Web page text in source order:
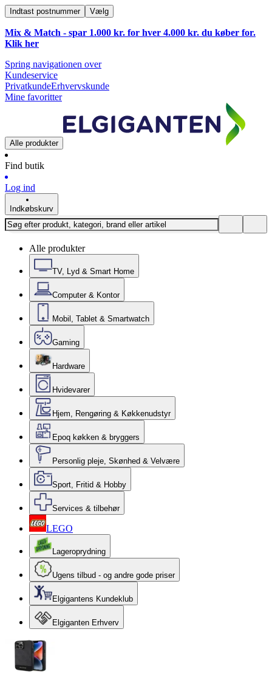
Indtast postnummer Vælg
Mix & Match - spar 1.000 kr. for hver 4.000 kr. du køber for.
Klik her
Spring navigationen over
Kundeservice
PrivatkundeErhvervskunde
Mine favoritter
Alle produkter
Find butik
Log ind
Indkøbskurv
Alle produkter
TV, Lyd & Smart Home
Computer & Kontor
Mobil, Tablet & Smartwatch
Gaming
Hardware
Hvidevarer
Hjem, Rengøring & Køkkenudstyr
Epoq køkken & bryggers
Personlig pleje, Skønhed & Velvære
Sport, Fritid & Hobby
Services & tilbehør
LEGO
Lageroprydning
Ugens tilbud - og andre gode priser
Elgigantens Kundeklub
Elgiganten Erhverv